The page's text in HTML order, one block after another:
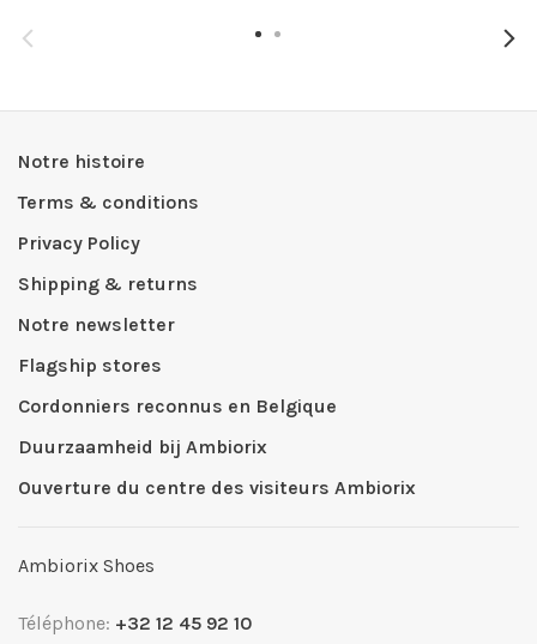
Notre histoire
Terms & conditions
Privacy Policy
Shipping & returns
Notre newsletter
Flagship stores
Cordonniers reconnus en Belgique
Duurzaamheid bij Ambiorix
Ouverture du centre des visiteurs Ambiorix
Ambiorix Shoes
Téléphone: +32 12 45 92 10